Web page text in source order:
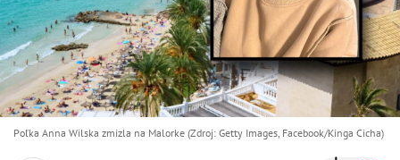
Poľka Anna Wilska zmizla na Malorke (Zdroj: Getty Images, Facebook/Kinga Cicha)